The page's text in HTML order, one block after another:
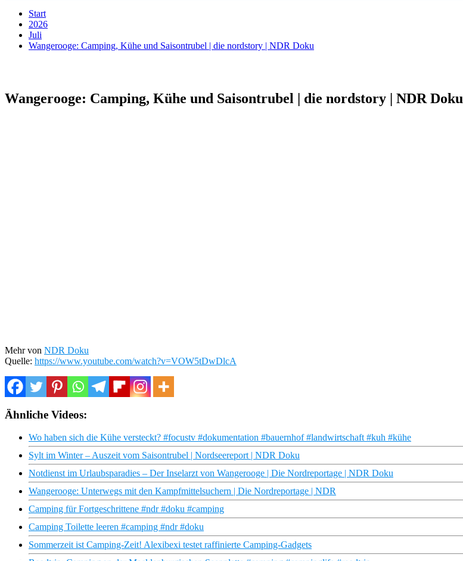
Start
2026
Juli
Wangerooge: Camping, Kühe und Saisontrubel | die nordstory | NDR Doku
Wangerooge: Camping, Kühe und Saisontrubel | die nordstory | NDR Doku
Mehr von NDR Doku
Quelle: https://www.youtube.com/watch?v=VOW5tDwDlcA
Ähnliche Videos:
Wo haben sich die Kühe versteckt? #focustv #dokumentation #bauernhof #landwirtschaft #kuh #kühe
Sylt im Winter – Auszeit vom Saisontrubel | Nordseereport | NDR Doku
Notdienst im Urlaubsparadies – Der Inselarzt von Wangerooge | Die Nordreportage | NDR Doku
Wangerooge: Unterwegs mit den Kampfmittelsuchern | Die Nordreportage | NDR
Camping für Fortgeschrittene #ndr #doku #camping
Camping Toilette leeren #camping #ndr #doku
Sommerzeit ist Camping-Zeit! Alexibexi testet raffinierte Camping-Gadgets